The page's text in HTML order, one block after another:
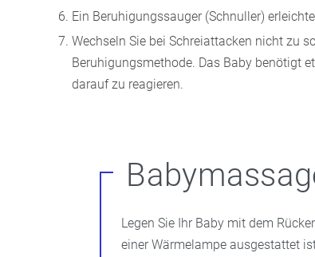
Ein Beruhigungssauger (Schnuller)
Wechseln Sie bei Schreiattacken nicht zu
Beruhigungsmethode. Das Baby benötigt
darauf zu reagieren.
Legen Sie Ihr Baby mit dem
einer Wärmelampe ausgestattet